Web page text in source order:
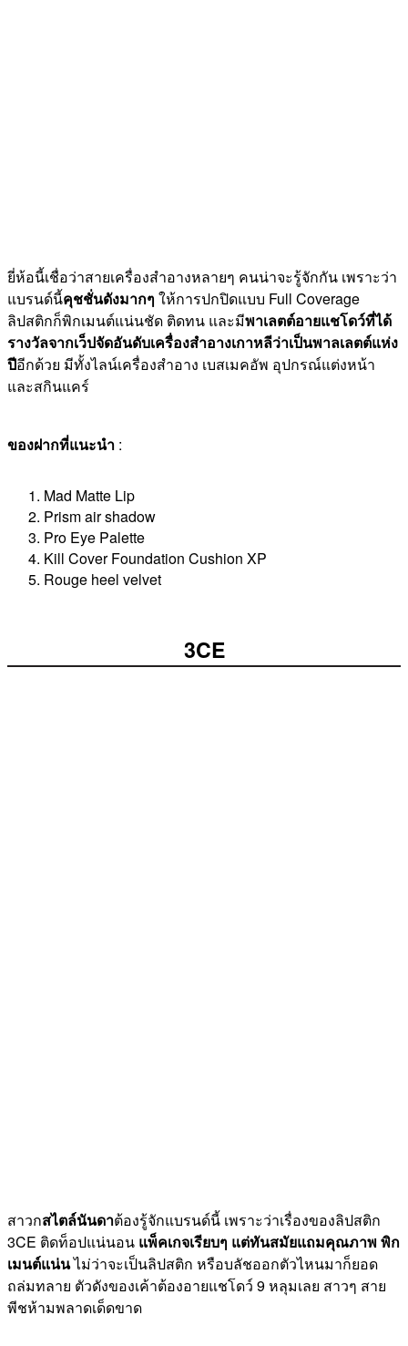
ยี่ห้อนี้เชื่อว่าสายเครื่องสำอางหลายๆ คนน่าจะรู้จักกัน เพราะว่า
แบรนด์นี้คุชชั่นดังมากๆ ให้การปกปิดแบบ Full Coverage
ลิปสติกก็พิกเมนต์แน่นชัด ติดทน และมีพาเลตต์อายแชโดว์ที่ได้
รางวัลจากเว็ปจัดอันดับเครื่องสำอางเกาหลีว่าเป็นพาลเลตต์แห่ง
ปีอีกด้วย มีทั้งไลน์เครื่องสำอาง เบสเมคอัพ อุปกรณ์แต่งหน้า
และสกินแคร์
ของฝากที่แนะนำ :
Mad Matte Lip
Prism air shadow
Pro Eye Palette
Kill Cover Foundation Cushion XP
Rouge heel velvet
3CE
สาวกสไตล์นันดาต้องรู้จักแบรนด์นี้ เพราะว่าเรื่องของลิปสติก
3CE ติดท็อปแน่นอน แพ็คเกจเรียบๆ แต่ทันสมัยแถมคุณภาพ พิก
เมนต์แน่นไม่ว่าจะเป็นลิปสติก หรือบลัชออกตัวไหนมาก็ยอด
ถล่มทลาย ตัวดังของเค้าต้องอายแชโดว์ 9 หลุมเลย สาวๆ สาย
พีชห้ามพลาดเด็ดขาด